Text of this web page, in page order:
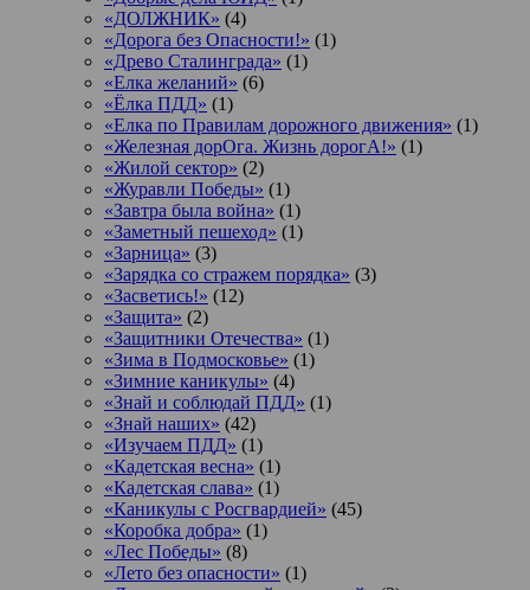
«ДОЛЖНИК» (4)
«Дорога без Опасности!» (1)
«Древо Сталинграда» (1)
«Елка желаний» (6)
«Ёлка ПДД» (1)
«Елка по Правилам дорожного движения» (1)
«Железная дорОга. Жизнь дорогА!» (1)
«Жилой сектор» (2)
«Журавли Победы» (1)
«Завтра была война» (1)
«Заметный пешеход» (1)
«Зарница» (3)
«Зарядка со стражем порядка» (3)
«Засветись!» (12)
«Защита» (2)
«Защитники Отечества» (1)
«Зима в Подмосковье» (1)
«Зимние каникулы» (4)
«Знай и соблюдай ПДД» (1)
«Знай наших» (42)
«Изучаем ПДД» (1)
«Кадетская весна» (1)
«Кадетская слава» (1)
«Каникулы с Росгвардией» (45)
«Коробка добра» (1)
«Лес Победы» (8)
«Лето без опасности» (1)